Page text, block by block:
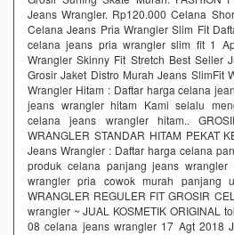
Jeans Wrangler. Rp120.000 Celana
Celana Jeans Pria Wrangler Slim Fit
celana jeans pria wrangler slim fit 1
Wrangler Skinny Fit Stretch Best Seller
Grosir Jaket Distro Murah Jeans SlimFit
Wrangler Hitam : Daftar harga celana
jeans wrangler hitam Kami selalu
celana jeans wrangler hitam..
WRANGLER STANDAR HITAM PEKAT
Jeans Wrangler : Daftar harga celana
produk celana panjang jeans
wrangler pria cowok murah panjang
WRANGLER REGULER FIT GROSIR
wrangler ~ JUAL KOSMETIK ORIGINAL
08 celana jeans wrangler 17 Agt 2018